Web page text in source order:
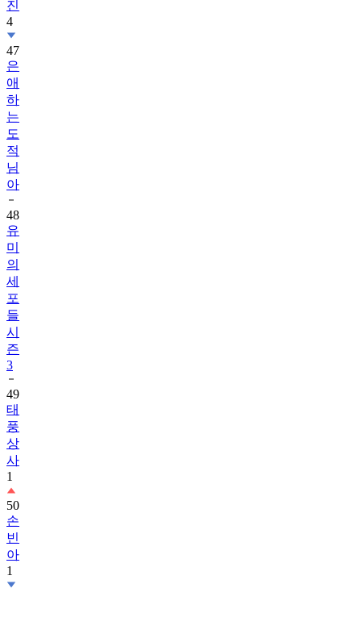
47
은
애
하
는
도
적
님
아
48
유
미
의
세
포
들
시
즌
3
49
태
풍
상
사
1
50
손
빈
아
1